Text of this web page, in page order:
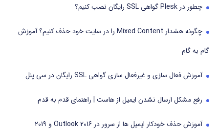
چطور در Plesk گواهی SSL رایگان نصب کنیم؟
چگونه هشدار Mixed Content را در سایت خود حذف کنیم؟ آموزش
گام به گام
آموزش فعال سازی و غیرفعال سازی گواهی SSL رایگان در سی پنل
رفع مشکل ارسال نشدن ایمیل از هاست | راهنمای قدم به قدم
آموزش حذف خودکار ایمیل ها از سرور در Outlook 2016 و 2019